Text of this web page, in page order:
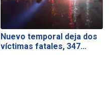
Nuevo temporal deja dos
víctimas fatales, 347…